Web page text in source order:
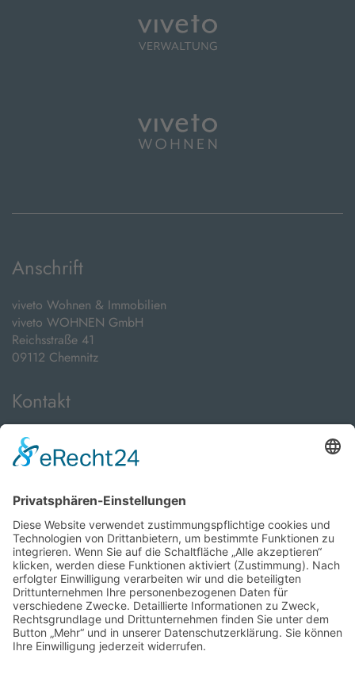
Anschrift
viveto Wohnen & Immobilien
viveto WOHNEN GmbH
Reichsstraße 41
09112 Chemnitz
Kontakt
Telefon:
+49 371 24089000
info@viveto-immobilien.de
Öffnungszeiten
Montag bis Freitag:
08:00 Uhr - 18:00 Uhr
sowie nach Vereinbarung